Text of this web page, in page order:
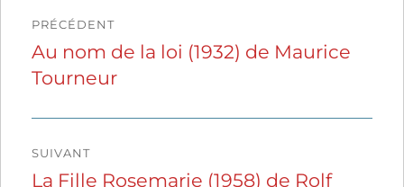
de
l’article
PRÉCÉDENT
Publication
précédente :
Au nom de la loi (1932) de Maurice
Tourneur
SUIVANT
Publication
La Fille Rosemarie (1958) de Rolf